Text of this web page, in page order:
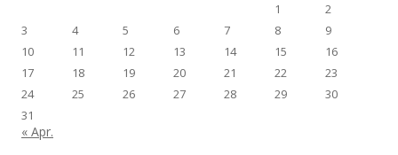
1
2
3
4 5 6 7 8
9
10
11 12 13 14 15
16
17
18 19 20 21 22
23
24
25 26 27 28 29
30
31
« Apr.